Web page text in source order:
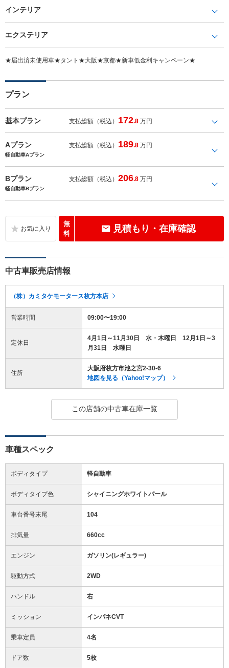
インテリア
エクステリア
★届出済未使用車★タント★大阪★京都★新車低金利キャンペーン★
プラン
基本プラン 支払総額（税込） 172.8 万円
Aプラン 支払総額（税込） 189.8 万円
軽自動車Aプラン
Bプラン 支払総額（税込）206.8 万円
軽自動車Bプラン
無
料
見積もり・在庫確認
中古車販売店情報
（株）カミタケモータース枚方本店
営業時間 09:00〜19:00
定休日
4月1日～11月30日 水・木曜日 12月1日～3
月31日 水曜日
住所
大阪府枚方市池之宮2-30-6
地図を見る（Yahoo!マップ）
この店舗の中古車在庫一覧
車種スペック
ボディタイプ 軽自動車
ボディタイプ色 シャイニングホワイトパール
車台番号末尾 104
排気量 660cc
エンジン ガソリン(レギュラー)
駆動方式 2WD
ハンドル 右
ミッション インパネCVT
乗車定員 4名
ドア数 5枚